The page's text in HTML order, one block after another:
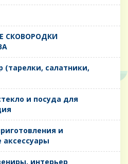
СКОВОРОДКИ
(тарелки, салатники,
и посуда для
и
аксессуары
интерьер